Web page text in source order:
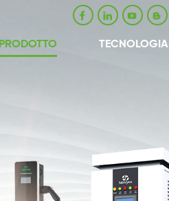
PRODOTTO TECNOLOGIA